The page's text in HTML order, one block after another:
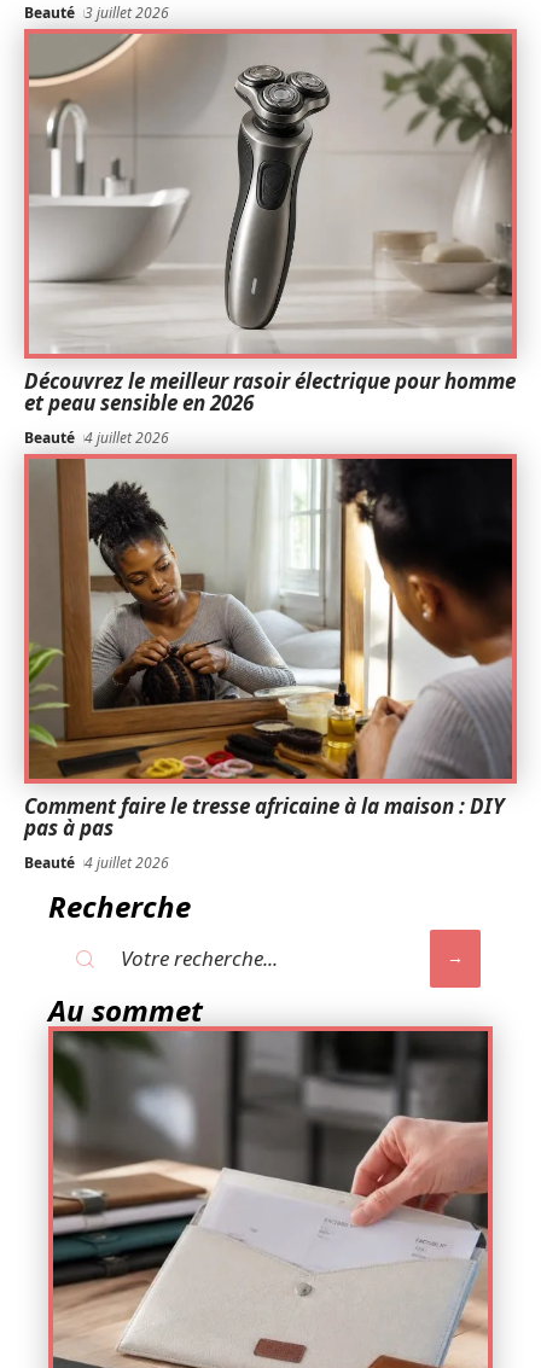
Beauté 3 juillet 2026
Découvrez le meilleur rasoir électrique pour homme
et peau sensible en 2026
Beauté 4 juillet 2026
Comment faire le tresse africaine à la maison : DIY
pas à pas
Beauté 4 juillet 2026
Recherche
Au sommet